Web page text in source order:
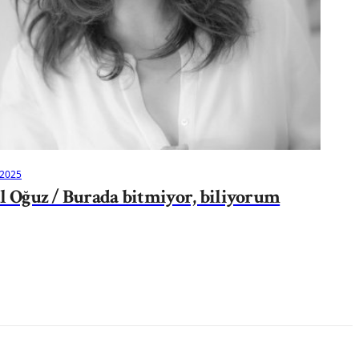
Oğuz / Burada bitmiyor, biliyorum